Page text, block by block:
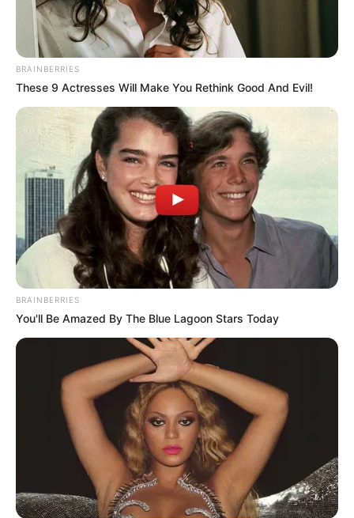
BRAINBERRIES
These 9 Actresses Will Make You Rethink Good And Evil!
BRAINBERRIES
You'll Be Amazed By The Blue Lagoon Stars Today